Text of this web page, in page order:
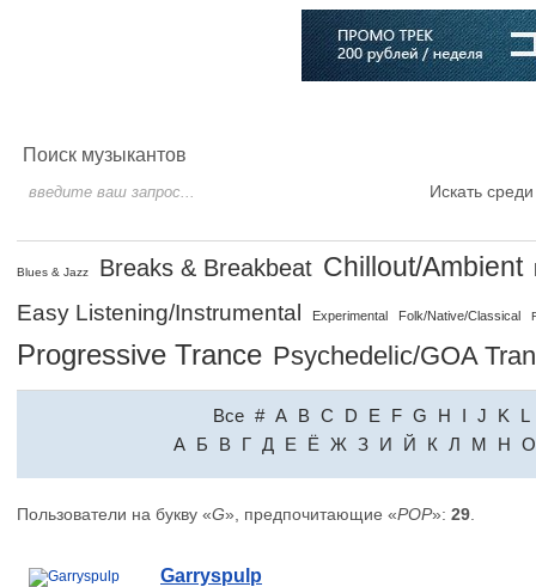
Поиск музыкантов
Искать
Blues & Jazz Breaks & Breakbeat Chillout/Ambient
Easy Listening/Instrumental Experimental Folk/Native/Classical
Progressive Trance Psychedelic/GOA
Все # A B C D E F G H I J K
L
A Б В Г Д Е Ё Ж З И Й К Л М Н О
Пользователи на букву «G», предпочитающие «POP»: 29
Garryspulp